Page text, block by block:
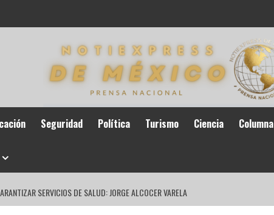
Seguridad Política Turismo Ciencia Columna
SERVICIOS DE SALUD: JORGE ALCOCER VARELA